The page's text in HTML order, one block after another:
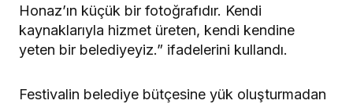
Honaz’ın küçük bir fotoğrafıdır. Kendi
kaynaklarıyla hizmet üreten, kendi kendine
yeten bir belediyeyiz.” ifadelerini kullandı.
Festivalin belediye bütçesine yük oluşturmadan